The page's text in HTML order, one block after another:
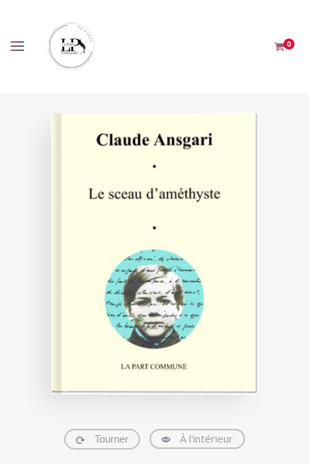
0
Tourner À l'intérieur